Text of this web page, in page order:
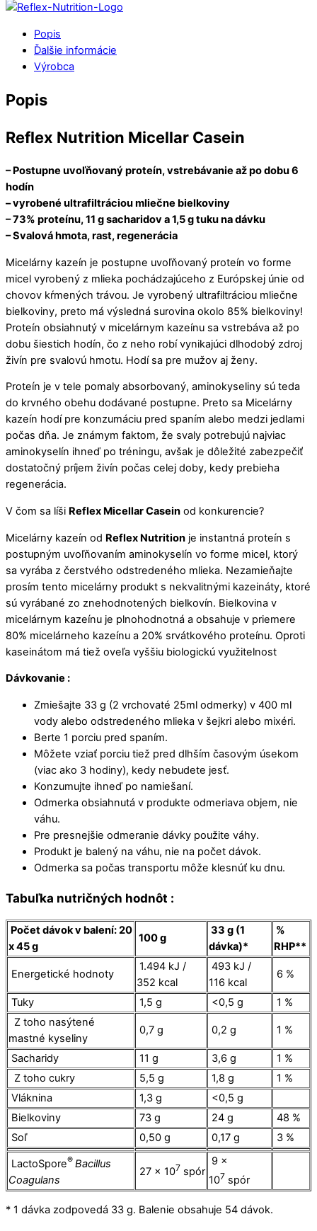
Popis
Ďalšie informácie
Výrobca
Popis
Reflex Nutrition Micellar Casein
– Postupne uvoľňovaný proteín, vstrebávanie až po dobu 6
hodín
– vyrobené ultrafiltráciou mliečne bielkoviny
– 73% proteínu, 11 g sacharidov a 1,5 g tuku na dávku
– Svalová hmota, rast, regenerácia
Micelárny kazeín je postupne uvoľňovaný proteín vo forme
micel vyrobený z mlieka pochádzajúceho z Európskej únie od
chovov kŕmených trávou. Je vyrobený ultrafiltráciou mliečne
bielkoviny, preto má výsledná surovina okolo 85% bielkoviny!
Proteín obsiahnutý v micelárnym kazeínu sa vstrebáva až po
dobu šiestich hodín, čo z neho robí vynikajúci dlhodobý zdroj
živín pre svalovú hmotu. Hodí sa pre mužov aj ženy.
Proteín je v tele pomaly absorbovaný, aminokyseliny sú teda
do krvného obehu dodávané postupne. Preto sa Micelárny
kazeín hodí pre konzumáciu pred spaním alebo medzi jedlami
počas dňa. Je známym faktom, že svaly potrebujú najviac
aminokyselín ihneď po tréningu, avšak je dôležité zabezpečiť
dostatočný príjem živín počas celej doby, kedy prebieha
regenerácia.
V čom sa líši Reflex Micellar Casein od konkurencie?
Micelárny kazeín od Reflex Nutrition je instantná proteín s
postupným uvoľňovaním aminokyselín vo forme micel, ktorý
sa vyrába z čerstvého odstredeného mlieka. Nezamieňajte
prosím tento micelárny produkt s nekvalitnými kazeináty, ktoré
sú vyrábané zo znehodnotených bielkovín. Bielkovina v
micelárnym kazeínu je plnohodnotná a obsahuje v priemere
80% micelárneho kazeínu a 20% srvátkového proteínu. Oproti
kaseinátom má tiež oveľa vyššiu biologickú využitelnost
Dávkovanie :
Zmiešajte 33 g (2 vrchovaté 25ml odmerky) v 400 ml
vody alebo odstredeného mlieka v šejkri alebo mixéri.
Berte 1 porciu pred spaním.
Môžete vziať porciu tiež pred dlhším časovým úsekom
(viac ako 3 hodiny), kedy nebudete jesť.
Konzumujte ihneď po namiešaní.
Odmerka obsiahnutá v produkte odmeriava objem, nie
váhu.
Pre presnejšie odmeranie dávky použite váhy.
Produkt je balený na váhu, nie na počet dávok.
Odmerka sa počas transportu môže klesnúť ku dnu.
Tabuľka nutričných hodnôt :
Počet dávok v balení: 20
x 45 g
100 g
33 g (1
dávka)*
%
RHP**
Energetické hodnoty
1.494 kJ /
352 kcal
493 kJ /
116 kcal
6 %
Tuky 1,5 g <0,5 g
1 %
Z toho nasýtené
mastné kyseliny
0,7 g 0,2 g 1 %
Sacharidy 11 g 3,6 g
1 %
Z toho cukry
5,5 g 1,8 g
1 %
Vláknina
1,3 g
<0,5 g
Bielkoviny
73 g 24 g
48 %
Soľ
0,50 g 0,17 g 3 %
LactoSpore® Bacillus
Coagulans
27 x 107 spór
9 x
107 spór
* 1 dávka zodpovedá 33 g. Balenie obsahuje 54 dávok.